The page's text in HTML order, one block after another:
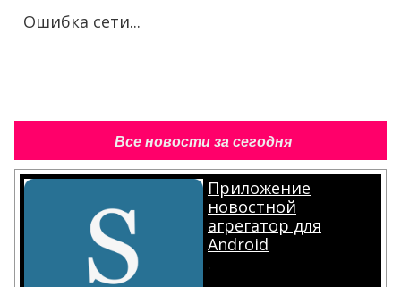
Ошибка сети...
Все новости за сегодня
Приложение
новостной
агрегатор для
Android
.